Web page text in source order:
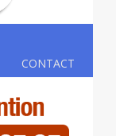
CONTACT